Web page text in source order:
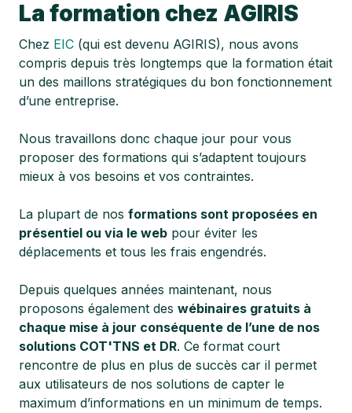
La formation chez AGIRIS
Chez EIC (qui est devenu AGIRIS), nous avons
compris depuis très longtemps que la formation était
un des maillons stratégiques du bon fonctionnement
d’une entreprise.
Nous travaillons donc chaque jour pour vous
proposer des formations qui s’adaptent toujours
mieux à vos besoins et vos contraintes.
La plupart de nos formations sont proposées en
présentiel ou via le web pour éviter les
déplacements et tous les frais engendrés.
Depuis quelques années maintenant, nous
proposons également des wébinaires gratuits à
chaque mise à jour conséquente de l’une de nos
solutions COT'TNS et DR. Ce format court
rencontre de plus en plus de succès car il permet
aux utilisateurs de nos solutions de capter le
maximum d’informations en un minimum de temps.